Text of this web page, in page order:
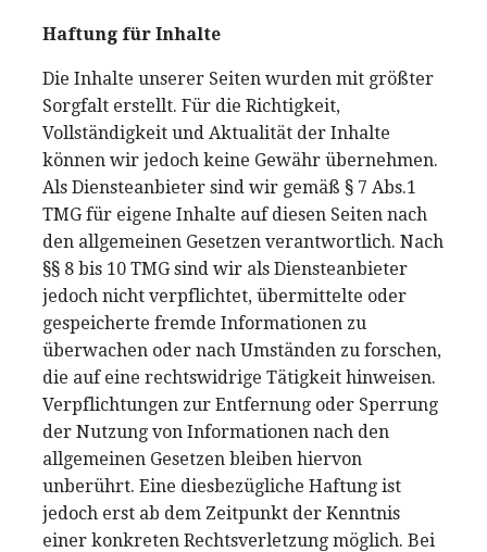
Haftung für Inhalte
Die Inhalte unserer Seiten wurden mit größter
Sorgfalt erstellt. Für die Richtigkeit,
Vollständigkeit und Aktualität der Inhalte
können wir jedoch keine Gewähr übernehmen.
Als Diensteanbieter sind wir gemäß § 7 Abs.1
TMG für eigene Inhalte auf diesen Seiten nach
den allgemeinen Gesetzen verantwortlich. Nach
§§ 8 bis 10 TMG sind wir als Diensteanbieter
jedoch nicht verpflichtet, übermittelte oder
gespeicherte fremde Informationen zu
überwachen oder nach Umständen zu forschen,
die auf eine rechtswidrige Tätigkeit hinweisen.
Verpflichtungen zur Entfernung oder Sperrung
der Nutzung von Informationen nach den
allgemeinen Gesetzen bleiben hiervon
unberührt. Eine diesbezügliche Haftung ist
jedoch erst ab dem Zeitpunkt der Kenntnis
einer konkreten Rechtsverletzung möglich. Bei